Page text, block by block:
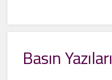
Basın Yazıları